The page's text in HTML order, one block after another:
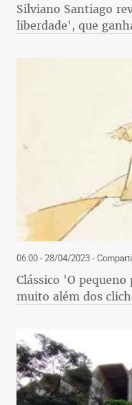
Silviano Santiago
liberdade', que
06:00 - 28/04/2023-
Clássico 'O
muito além dos